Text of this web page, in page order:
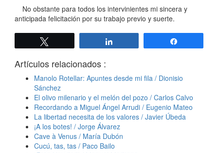
No obstante para todos los intervinientes mi sincera y
anticipada felicitación por su trabajo previo y suerte.
Artículos relacionados :
Manolo Rotellar: Apuntes desde mi fila / Dionisio
Sánchez
El olivo milenario y el melón del pozo / Carlos Calvo
Recordando a Miguel Ángel Arrudi / Eugenio Mateo
La libertad necesita de los valores / Javier Úbeda
¡A los botes! / Jorge Álvarez
Cave à Venus / María Dubón
Cucú, tas, tas / Paco Bailo